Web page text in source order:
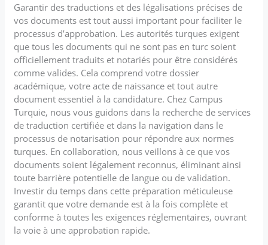
Garantir des traductions et des légalisations précises de
vos documents est tout aussi important pour faciliter le
processus d’approbation. Les autorités turques exigent
que tous les documents qui ne sont pas en turc soient
officiellement traduits et notariés pour être considérés
comme valides. Cela comprend votre dossier
académique, votre acte de naissance et tout autre
document essentiel à la candidature. Chez Campus
Turquie, nous vous guidons dans la recherche de services
de traduction certifiée et dans la navigation dans le
processus de notarisation pour répondre aux normes
turques. En collaboration, nous veillons à ce que vos
documents soient légalement reconnus, éliminant ainsi
toute barrière potentielle de langue ou de validation.
Investir du temps dans cette préparation méticuleuse
garantit que votre demande est à la fois complète et
conforme à toutes les exigences réglementaires, ouvrant
la voie à une approbation rapide.